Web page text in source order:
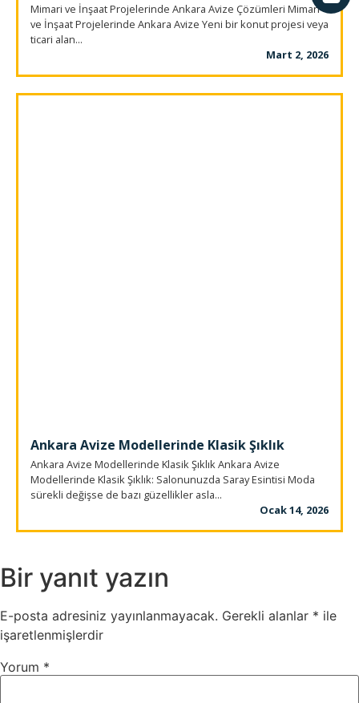
Mimari ve İnşaat Projelerinde Ankara Avize Çözümleri Mimari
ve İnşaat Projelerinde Ankara Avize Yeni bir konut projesi veya
ticari alan...
Mart 2, 2026
Ankara Avize Modellerinde Klasik Şıklık
Ankara Avize Modellerinde Klasik Şıklık Ankara Avize
Modellerinde Klasik Şıklık: Salonunuzda Saray Esintisi Moda
sürekli değişse de bazı güzellikler asla...
Ocak 14, 2026
Bir yanıt yazın
E-posta adresiniz yayınlanmayacak. Gerekli alanlar * ile
işaretlenmişlerdir
Yorum *